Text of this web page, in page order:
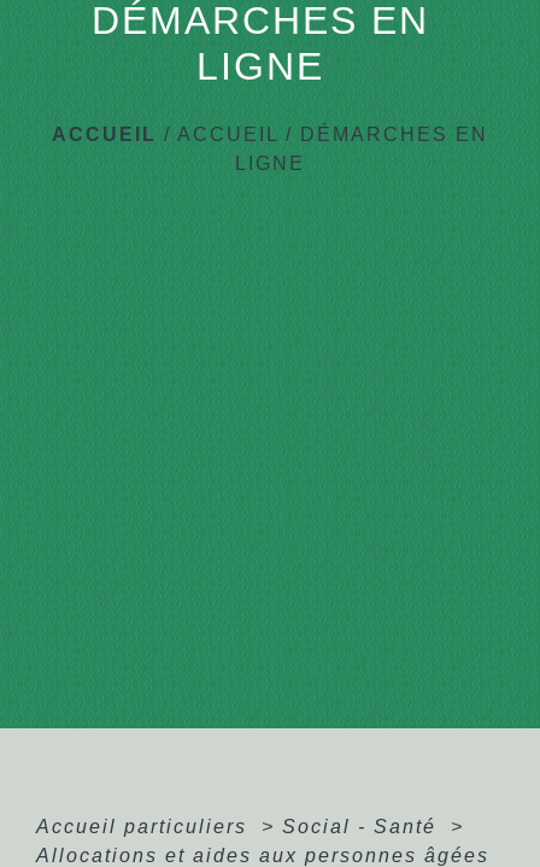
DÉMARCHES EN
LIGNE
ACCUEIL/ACCUEIL / DÉMARCHES EN
LIGNE
Accueil particuliers > Social - Santé
>
Allocations et aides aux personnes âgées